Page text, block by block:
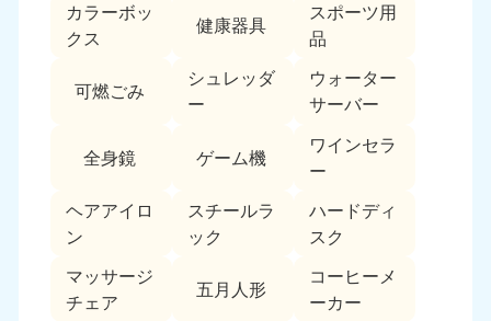
カラーボッ
クス
健康器具
スポーツ用
品
可燃ごみ
シュレッダ
ー
ウォーター
サーバー
全身鏡 ゲーム機
ワインセラ
ー
ヘアアイロ
ン
スチールラ
ック
ハードディ
スク
マッサージ
チェア
五月人形
コーヒーメ
ーカー
北海道・東北
050-1881-5277
9:00〜19:00 年中無休
050-1881-5276
9:00〜19:00 年中無休
岩手県
9:00〜19:00 年中無休 9:00〜19:00 年中無休
050-1881-5273
9:00〜19:00 年中無休
050-1881-5272
9:00〜19:00 年中無休